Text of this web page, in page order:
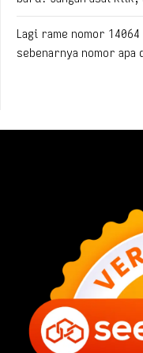
Lagi rame nomor
sebenarnya nomor apa